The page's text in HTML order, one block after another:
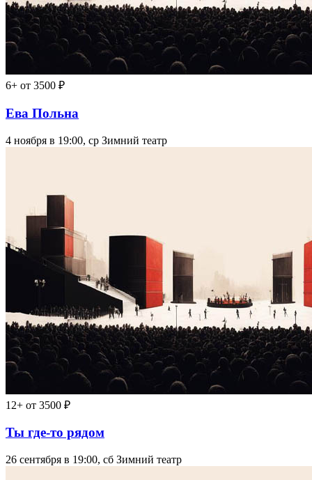
6+ от 3500 ₽
Ева Польна
4 ноября в 19:00, ср Зимний театр
12+ от 3500 ₽
Ты где-то рядом
26 сентября в 19:00, сб Зимний театр